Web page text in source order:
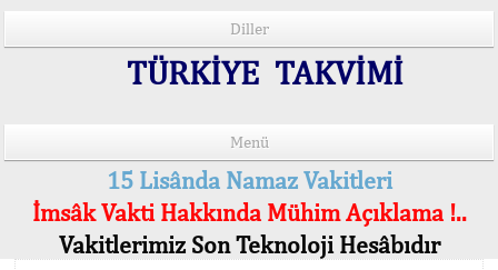
Diller
TÜRKİYE TAKVİMİ
Menü
15 Lisânda Namaz Vakitleri
İmsâk Vakti Hakkında Mühim Açıklama !..
Vakitlerimiz Son Teknoloji Hesâbıdır